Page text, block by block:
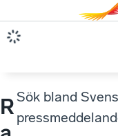
RSök bland